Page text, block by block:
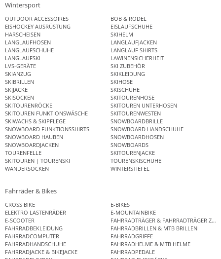
Wintersport
OUTDOOR ACCESSOIRES
BOB & RODEL
EISHOCKEY AUSRÜSTUNG
EISLAUFSCHUHE
HARSCHEISEN
SKIHELM
LANGLAUFHOSEN
LANGLAUFJACKEN
LANGLAUFSCHUHE
LANGLAUF SHIRTS
LANGLAUFSKI
LAWINENSICHERHEIT
LVS-GERÄTE
SKI ZUBEHÖR
SKIANZUG
SKIKLEIDUNG
SKIBRILLEN
SKIHOSE
SKIJACKE
SKISCHUHE
SKISOCKEN
SKITOURENHOSE
SKITOURENRÖCKE
SKITOUREN UNTERHOSEN
SKITOUREN FUNKTIONSWÄSCHE
SKITOURENWESTEN
SKIWACHS & SKIPFLEGE
SNOWBOARDBRILLE
SNOWBOARD FUNKTIONSSHIRTS
SNOWBOARD HANDSCHUHE
SNOWBOARD HAUBEN
SNOWBOARDHOSEN
SNOWBOARDJACKEN
SNOWBOARDS
TOURENFELLE
SKITOURENJACKE
SKITOUREN | TOURENSKI
TOURENSKISCHUHE
WANDERSOCKEN
WINTERSTIEFEL
Fahrräder & Bikes
CROSS BIKE
E-BIKES
ELEKTRO LASTENRÄDER
E-MOUNTAINBIKE
E-SCOOTER
FAHRRADTRÄGER & FAHRRADTRÄGER
FAHRRADBEKLEIDUNG
FAHRRADBRILLEN & MTB BRILLEN
FAHRRADCOMPUTER
FAHRRADGRIFFE
FAHRRADHANDSCHUHE
FAHRRADHELME & MTB HELME
FAHRRADJACKE & BIKEJACKE
FAHRRADPEDALE